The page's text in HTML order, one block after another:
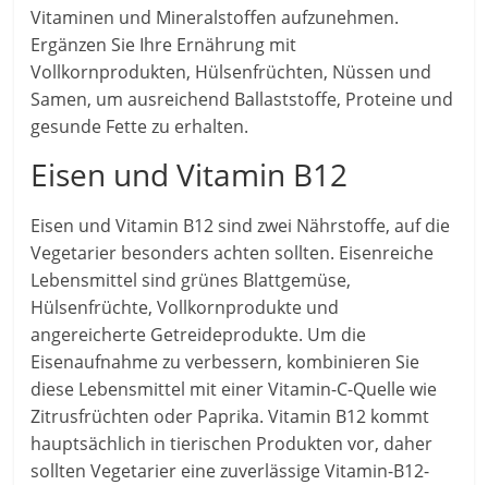
Vitaminen und Mineralstoffen aufzunehmen.
Ergänzen Sie Ihre Ernährung mit
Vollkornprodukten, Hülsenfrüchten, Nüssen und
Samen, um ausreichend Ballaststoffe, Proteine und
gesunde Fette zu erhalten.
Eisen und Vitamin B12
Eisen und Vitamin B12 sind zwei Nährstoffe, auf die
Vegetarier besonders achten sollten. Eisenreiche
Lebensmittel sind grünes Blattgemüse,
Hülsenfrüchte, Vollkornprodukte und
angereicherte Getreideprodukte. Um die
Eisenaufnahme zu verbessern, kombinieren Sie
diese Lebensmittel mit einer Vitamin-C-Quelle wie
Zitrusfrüchten oder Paprika. Vitamin B12 kommt
hauptsächlich in tierischen Produkten vor, daher
sollten Vegetarier eine zuverlässige Vitamin-B12-